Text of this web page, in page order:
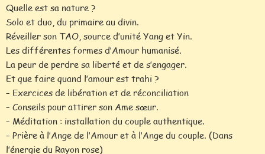
Quelle est sa nature ?
Solo et duo, du primaire au divin.
Réveiller son TAO, source d’unité Yang et Yin.
Les différentes formes d’Amour humanisé.
La peur de perdre sa liberté et de s’engager.
Et que faire quand l’amour est trahi ?
– Exercices de libération et de réconciliation
– Conseils pour attirer son Ame sœur.
– Méditation : installation du couple authentique.
– Prière à l’Ange de l’Amour et à l’Ange du couple. (Dans
l’énergie du Rayon rose)